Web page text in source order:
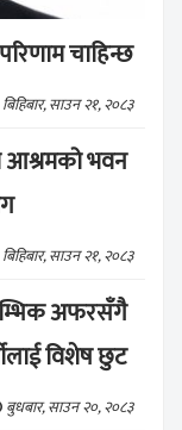
चाहिन्छ
बिहिबार, साउन २१, २०८३
आश्रमको भवन
बिहिबार, साउन २१, २०८३
अफरसँगै
विशेष छुट
बुधबार, साउन २०, २०८३